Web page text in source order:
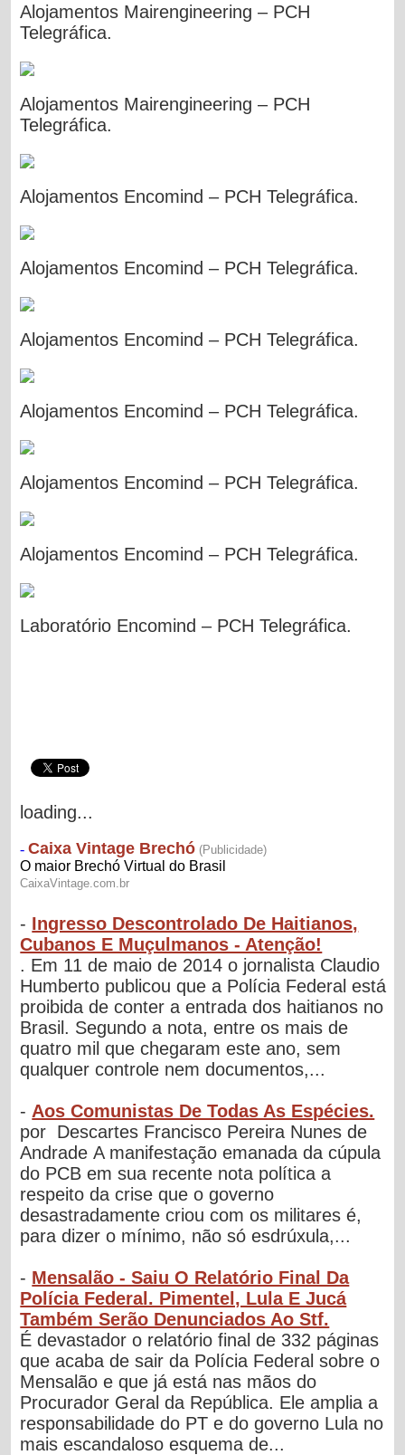
Alojamentos Mairengineering – PCH
Telegráfica.
Alojamentos Mairengineering – PCH
Telegráfica.
Alojamentos Encomind – PCH Telegráfica.
Alojamentos Encomind – PCH Telegráfica.
Alojamentos Encomind – PCH Telegráfica.
Alojamentos Encomind – PCH Telegráfica.
Alojamentos Encomind – PCH Telegráfica.
Alojamentos Encomind – PCH Telegráfica.
Laboratório Encomind – PCH Telegráfica.
loading...
- Ingresso Descontrolado De Haitianos,
Cubanos E Muçulmanos - Atenção!
. Em 11 de maio de 2014 o jornalista Claudio
Humberto publicou que a Polícia Federal está
proibida de conter a entrada dos haitianos no
Brasil. Segundo a nota, entre os mais de
quatro mil que chegaram este ano, sem
qualquer controle nem documentos,...
- Aos Comunistas De Todas As Espécies.
por Descartes Francisco Pereira Nunes de
Andrade A manifestação emanada da cúpula
do PCB em sua recente nota política a
respeito da crise que o governo
desastradamente criou com os militares é,
para dizer o mínimo, não só esdrúxula,...
- Mensalão - Saiu O Relatório Final Da
Polícia Federal. Pimentel, Lula E Jucá
Também Serão Denunciados Ao Stf.
É devastador o relatório final de 332 páginas
que acaba de sair da Polícia Federal sobre o
Mensalão e que já está nas mãos do
Procurador Geral da República. Ele amplia a
responsabilidade do PT e do governo Lula no
mais escandaloso esquema de...